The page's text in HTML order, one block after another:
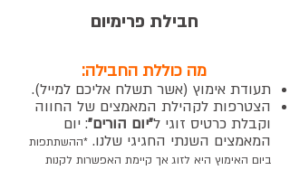
חבילת פרימיום
מה כוללת החבילה:
תעודת אימוץ (אשר תשלח אליכם למייל).
הצטרפות לקהילת המאמצים של החווה
וקבלת כרטיס זוגי ל"יום הורים": יום
המאמצים השנתי החגיגי שלנו. *ההשתתפות
ביום האימוץ היא לזוג אך קיימת האפשרות לקנות